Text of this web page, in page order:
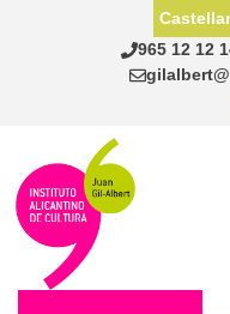
965 12 12